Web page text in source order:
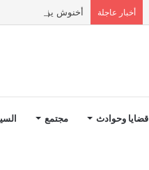
أخبار عاجلة أخنوش يؤكد في المذكرة التوجيهية حول ميزانية
قضايا وحوادث مجتمع